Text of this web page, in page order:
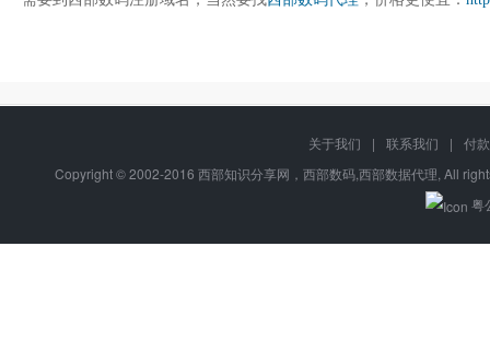
关于我们 | 联系我们 |
付
Copyright © 2002-2016 西部知识分享网，西部数码,西部数据代理, All
粤